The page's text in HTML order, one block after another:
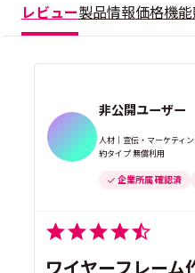
レビュー製品情報価格機能
非公開ユーザー
人材｜宣伝・マーケティ
約タイプ 無償利用
企業所属 確認済
ワイヤーフレー